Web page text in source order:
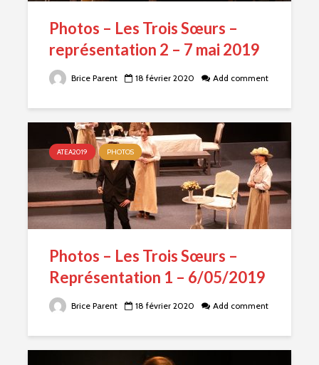
Photos – Les Trois Sœurs –
représentation 2 – 7 mai 2019
Brice Parent 18 février 2020 Add comment
ATEA2019 PHOTOS
Photos – Les Trois Sœurs –
Représentation 1 – 6/05/2019
Brice Parent 18 février 2020 Add comment